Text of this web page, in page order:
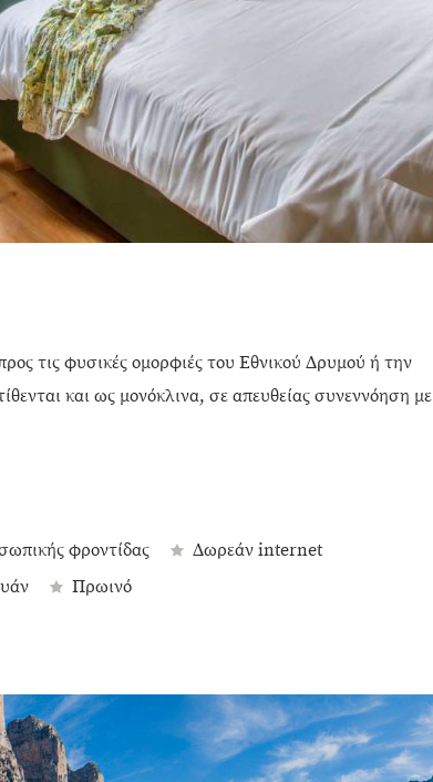
τις φυσικές ομορφιές του Εθνικού Δρυμού ή την
και ως μονόκλινα, σε απευθείας συνεννόηση με
φροντίδας
Δωρεάν internet
Πρωινό